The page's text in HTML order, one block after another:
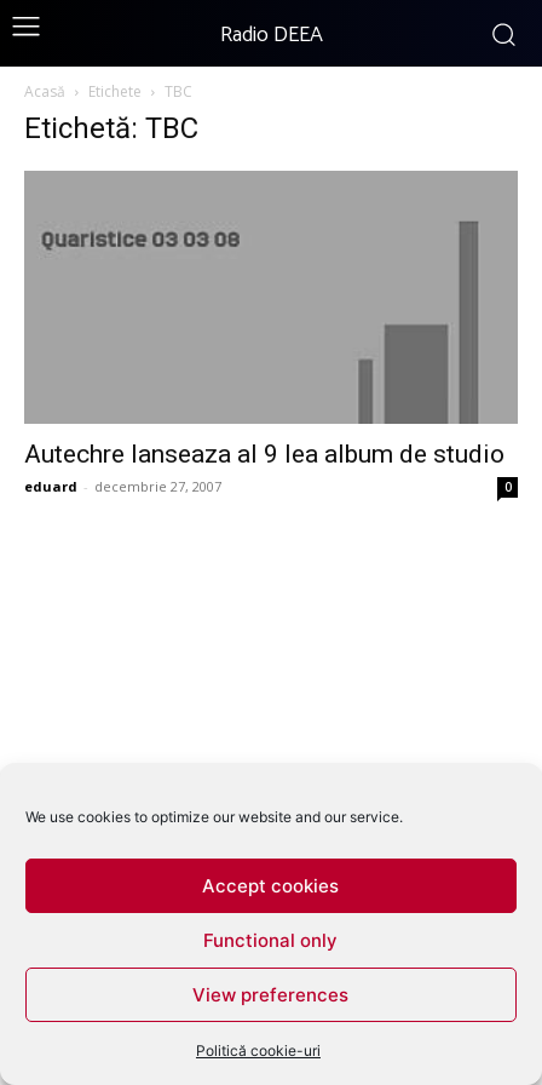
We use cookies to optimize our website and our service.
Accept cookies
Functional only
View preferences
Politică cookie-uri
Radio DEEA
Acasă Etichete TBC
Etichetă: TBC
Autechre lanseaza al 9 lea album de studio
eduard - decembrie 27, 2007 0